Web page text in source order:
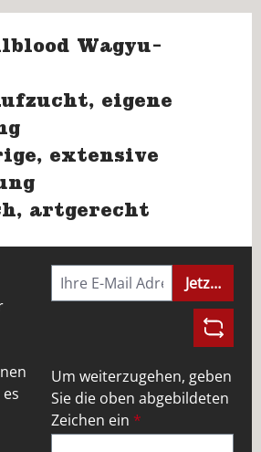
Wagyu-
eigene
extensive
artgerecht
Jetzt
Um weiterzugehen, geben
Sie die oben abgebildeten
Zeichen ein *